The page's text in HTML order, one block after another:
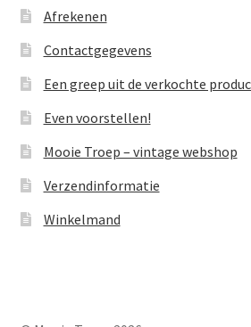
Afrekenen
Contactgegevens
Een greep uit de verkochte
Even voorstellen!
Mooie Troep – vintage webshop
Verzendinformatie
Winkelmand